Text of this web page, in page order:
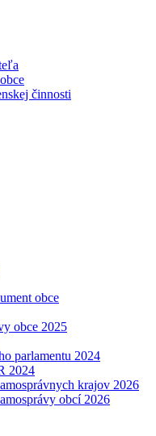
činnosti
obce
obce 2025
parlamentu 2024
2024
krajov 2026
obcí 2026